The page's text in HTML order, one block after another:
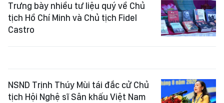
Trưng bày nhiều tư liệu quý về Chủ
tịch Hồ Chí Minh và Chủ tịch Fidel
Castro
NSND Trịnh Thúy Mùi tái đắc cử Chủ
tịch Hội Nghệ sĩ Sân khấu Việt Nam